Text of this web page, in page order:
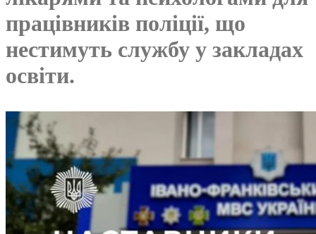
працівників поліції, що
нестимуть службу у закладах
освіти.